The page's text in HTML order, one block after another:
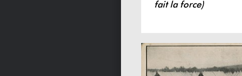
fait la force)